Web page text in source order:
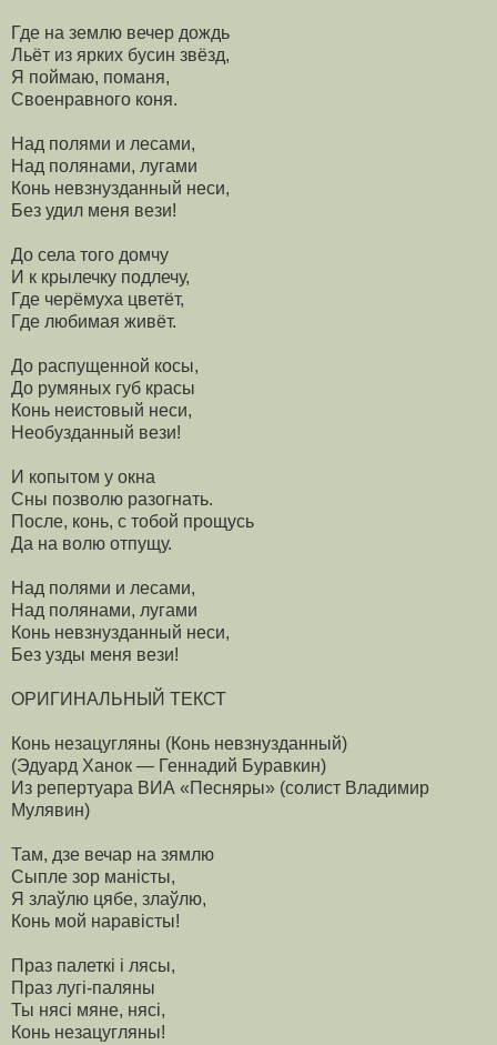
Где на землю вечер дождь
Льёт из ярких бусин звёзд,
Я поймаю, поманя,
Своенравного коня.
Над полями и лесами,
Над полянами, лугами
Конь невзнузданный неси,
Без удил меня вези!
До села того домчу
И к крылечку подлечу,
Где черёмуха цветёт,
Где любимая живёт.
До распущенной косы,
До румяных губ красы
Конь неистовый неси,
Необузданный вези!
И копытом у окна
Сны позволю разогнать.
После, конь, с тобой прощусь
Да на волю отпущу.
Над полями и лесами,
Над полянами, лугами
Конь невзнузданный неси,
Без узды меня вези!
ОРИГИНАЛЬНЫЙ ТЕКСТ
Конь незацугляны (Конь невзнузданный)
(Эдуард Ханок — Геннадий Буравкин)
Из репертуара ВИА «Песняры» (солист Владимир
Мулявин)
Там, дзе вечар на зямлю
Сыпле зор маністы,
Я злаўлю цябе, злаўлю,
Конь мой наравісты!
Праз палеткі і лясы,
Праз лугі-паляны
Ты нясі мяне, нясі,
Конь незацугляны!